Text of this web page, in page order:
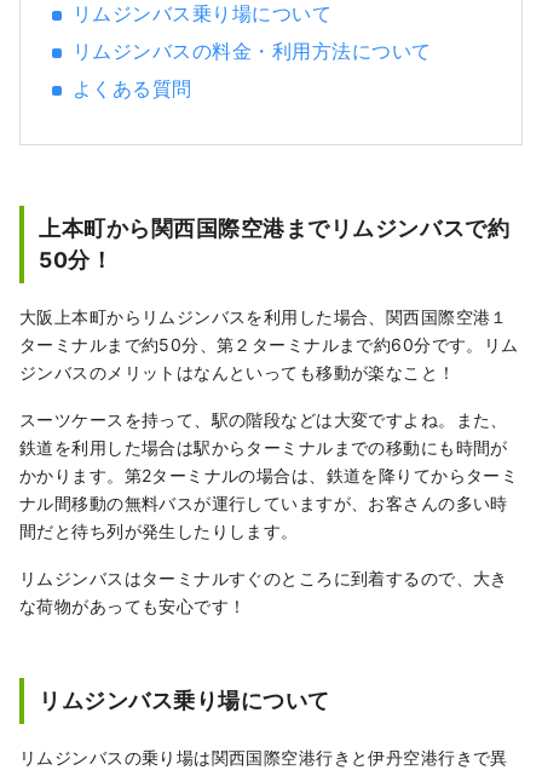
リムジンバス乗り場について
リムジンバスの料金・利用方法について
よくある質問
上本町から関西国際空港までリムジンバスで約
50分！
大阪上本町からリムジンバスを利用した場合、関西国際空港１
ターミナルまで約50分、第２ターミナルまで約60分です。リム
ジンバスのメリットはなんといっても移動が楽なこと！
スーツケースを持って、駅の階段などは大変ですよね。また、
鉄道を利用した場合は駅からターミナルまでの移動にも時間が
かかります。第2ターミナルの場合は、鉄道を降りてからターミ
ナル間移動の無料バスが運行していますが、お客さんの多い時
間だと待ち列が発生したりします。
リムジンバスはターミナルすぐのところに到着するので、大き
な荷物があっても安心です！
リムジンバス乗り場について
リムジンバスの乗り場は関西国際空港行きと伊丹空港行きで異